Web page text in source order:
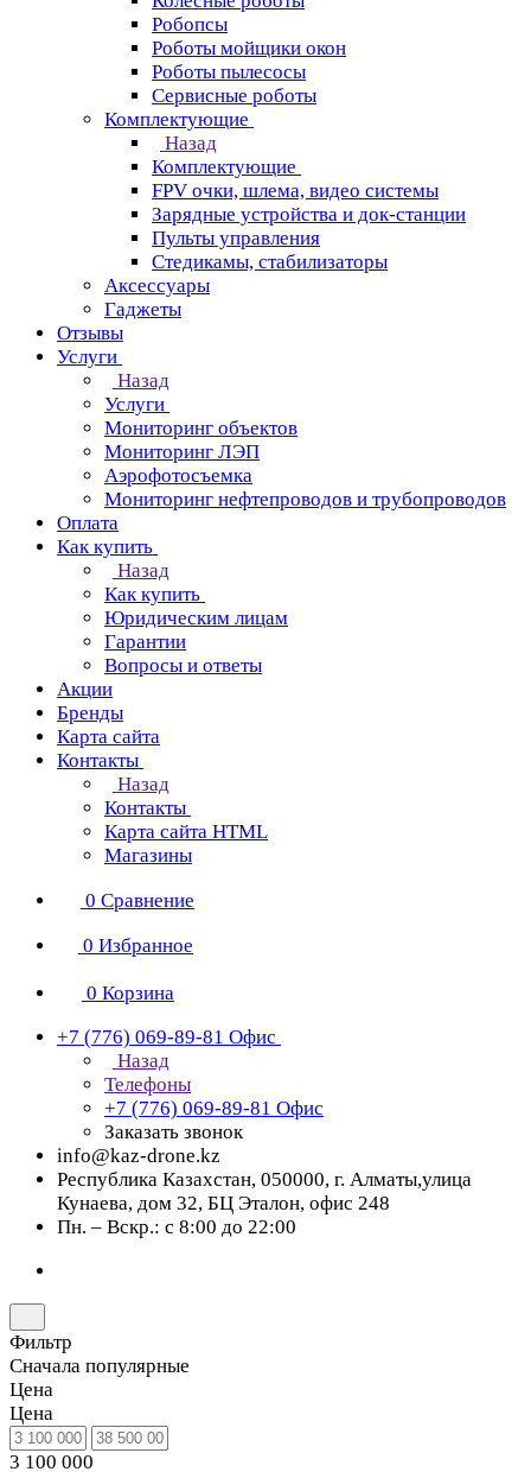
Робопсы
Роботы мойщики окон
Роботы пылесосы
Сервисные роботы
Комплектующие
Назад
Комплектующие
FPV очки, шлема, видео системы
Зарядные устройства и док-станции
Пульты управления
Стедикамы, стабилизаторы
Аксессуары
Гаджеты
Отзывы
Услуги
Назад
Услуги
Мониторинг объектов
Мониторинг ЛЭП
Аэрофотосъемка
Мониторинг нефтепроводов и трубопроводов
Оплата
Как купить
Назад
Как купить
Юридическим лицам
Гарантии
Вопросы и ответы
Акции
Бренды
Карта сайта
Контакты
Назад
Контакты
Карта сайта HTML
Магазины
0 Сравнение
0 Избранное
0 Корзина
+7 (776) 069-89-81 Офис
Назад
Телефоны
+7 (776) 069-89-81 Офис
Заказать звонок
info@kaz-drone.kz
Республика Казахстан, 050000, г. Алматы,улица
Кунаева, дом 32, БЦ Эталон, офис 248
Пн. – Вскр.: с 8:00 до 22:00
Фильтр
Сначала популярные
Цена
Цена
3 100 000